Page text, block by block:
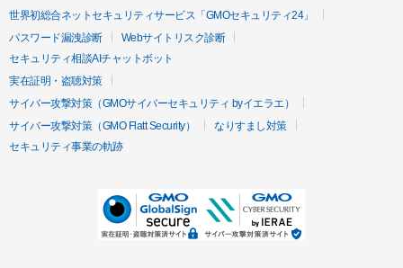
世界初総合ネットセキュリティサービス「GMOセキュリティ24」
パスワード漏洩診断
Webサイトリスク診断
セキュリティ相談AIチャットボット
実在証明・盗聴対策
サイバー攻撃対策（GMOサイバーセキュリティ byイエラエ）
サイバー攻撃対策（GMO Flatt Security）
なりすまし対策
セキュリティ事業の軌跡